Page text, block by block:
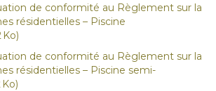
de conformité au Règlement sur la
résidentielles – Piscine
Ko)
de conformité au Règlement sur la
résidentielles – Piscine semi-